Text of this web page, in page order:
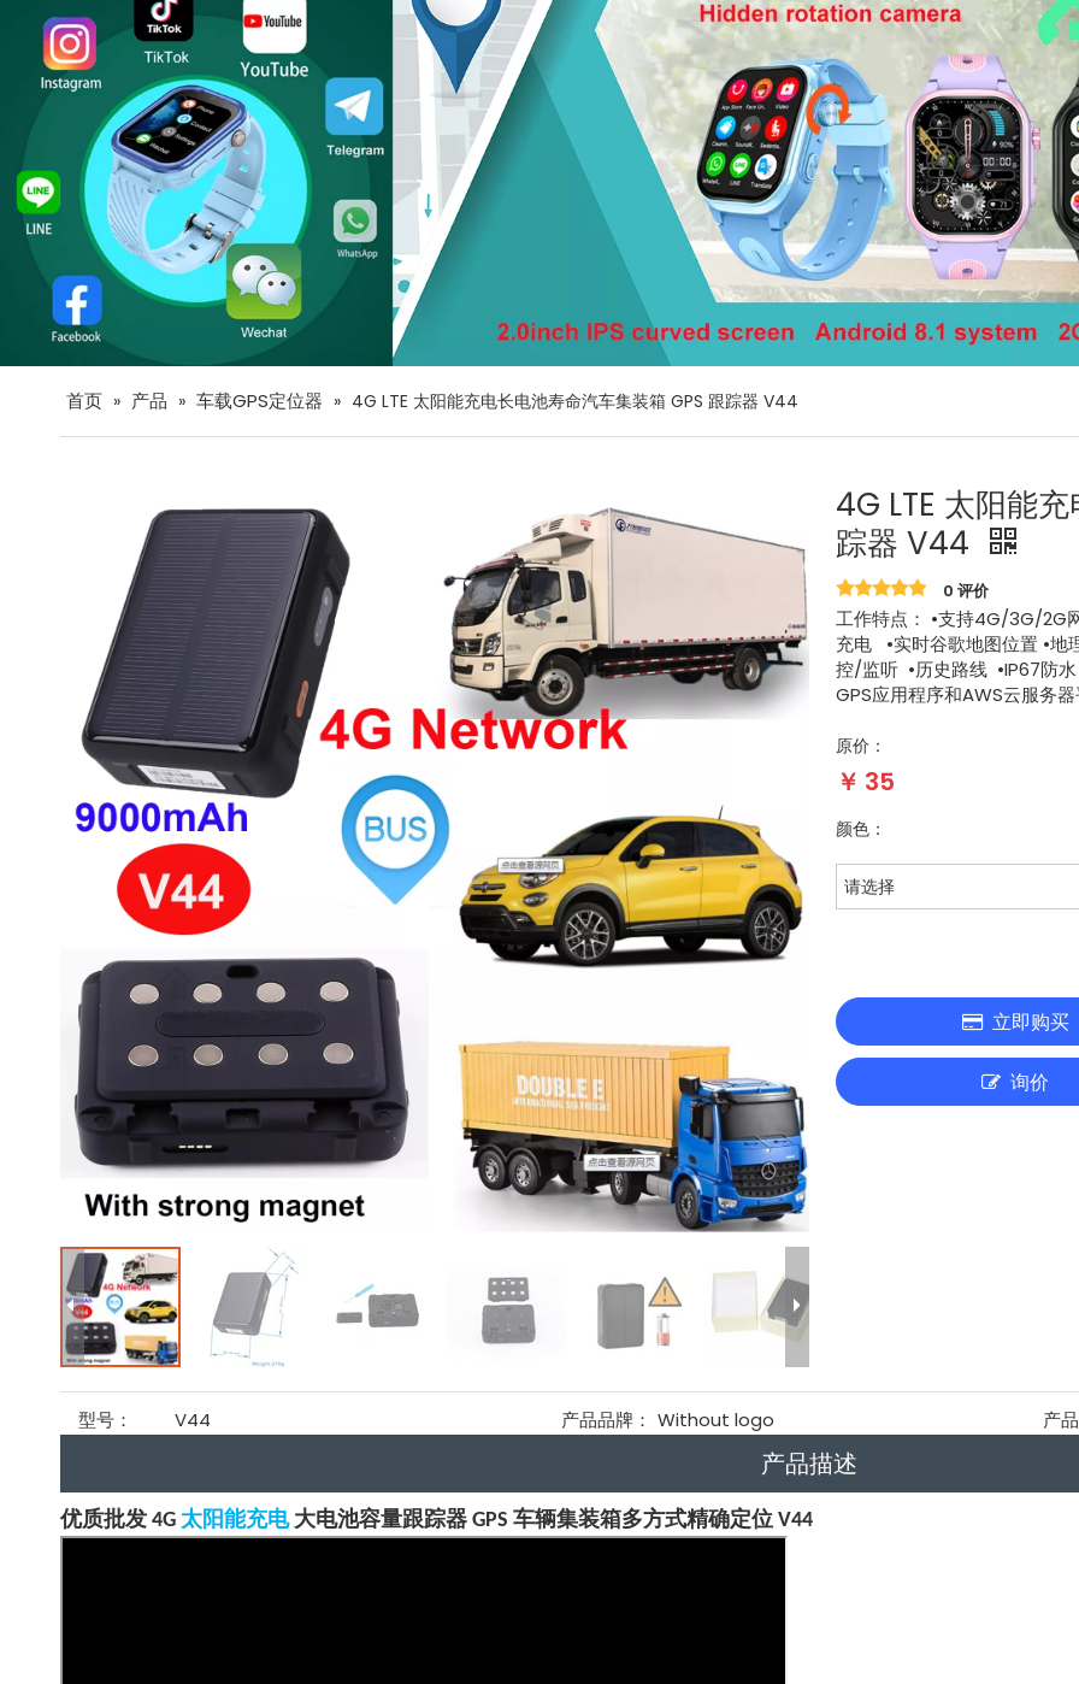
首页 » 产品 » 车载GPS定位器 » 4G LTE 太阳能充电长电池寿命汽车集装箱 GPS 跟踪器 V44
4G LTE 太阳能
踪器 V44
0 评价
工作特点： •支持4G/3G/2G
充电 •实时谷歌地图位置 •
控/监听 •历史路线 •IP67防
GPS应用程序和AWS云服务
原价：
￥ 35
颜色：
请选择
立即购买
询价
型号： V44 产品品牌： Without logo 产
产品描述
优质批发 4G 太阳能充电大电池容量跟踪器 GPS 车辆集装箱多方式精确定位 V44